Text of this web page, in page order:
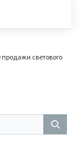
светового